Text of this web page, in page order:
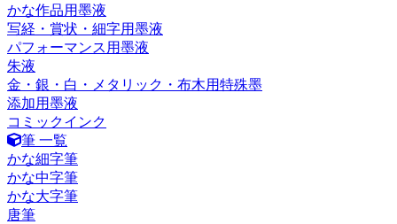
かな作品用墨液
写経・賞状・細字用墨液
パフォーマンス用墨液
朱液
金・銀・白・メタリック・布木用特殊墨
添加用墨液
コミックインク
筆 一覧
かな細字筆
かな中字筆
かな大字筆
唐筆